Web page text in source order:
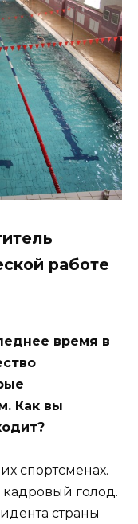
работе
время в
Как вы
спортсменах.
голод.
страны